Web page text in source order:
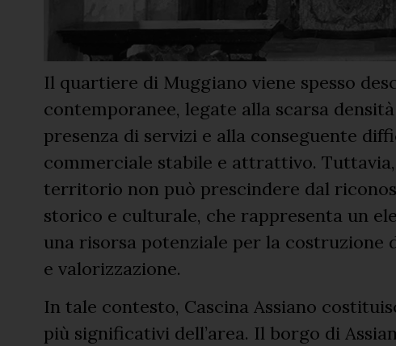
Il quartiere di Muggiano viene spesso
contemporanee, legate alla scarsa
presenza di servizi e alla conseguente
commerciale stabile e attrattivo.
territorio non può prescindere dal
storico e culturale, che rappresenta un
una risorsa potenziale per la costruzione
e valorizzazione.
In tale contesto, Cascina Assiano
più significativi dell’area. Il borgo di